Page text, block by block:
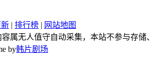
| 排行榜 | 网站地图
属无人值守自动采集，本站不参与存储
by韩片剧场